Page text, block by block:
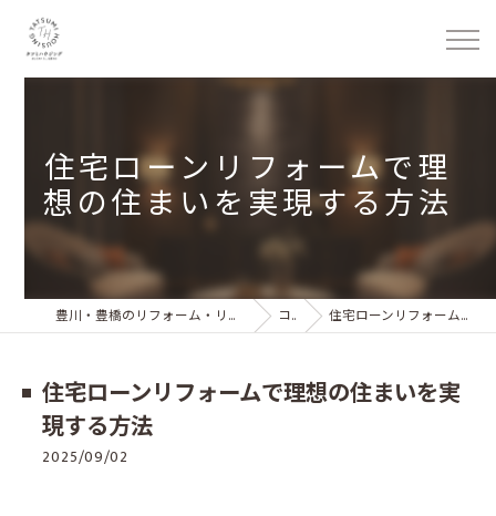
住宅ローンリフォームで理
想の住まいを実現する方法
豊川・豊橋のリフォーム・リノベーション 株式会社タツミハウジング コラム 住宅ローンリフォームで理想の住まいを実現する方法
住宅ローンリフォームで理想の住まいを実
現する方法
2025/09/02